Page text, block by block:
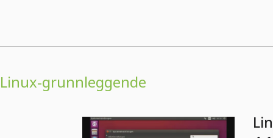
Linux-grunnleggende